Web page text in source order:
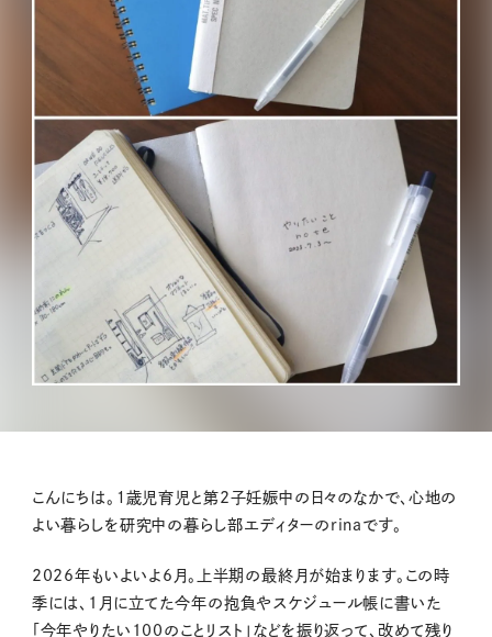
こんにちは。１歳児育児と第2子妊娠中の日々のなかで、心地の
よい暮らしを研究中の暮らし部エディターのrinaです。
2026年もいよいよ6月。上半期の最終月が始まります。この時
季には、1月に立てた今年の抱負やスケジュール帳に書いた
「今年やりたい100のことリスト」などを振り返って、改めて残り